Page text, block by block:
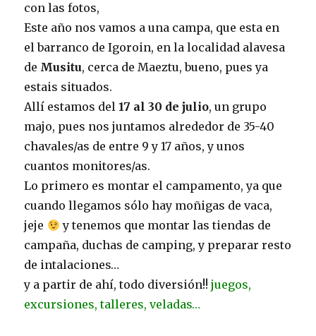
con las fotos,
Este año nos vamos a una campa, que esta en
el barranco de Igoroin, en la localidad alavesa
de Musitu, cerca de Maeztu, bueno, pues ya
estais situados.
Allí estamos del17 al 30 de julio, un grupo
majo, pues nos juntamos alrededor de 35-40
chavales/as de entre 9 y 17 años, y unos
cuantos monitores/as.
Lo primero es montar el campamento, ya que
cuando llegamos sólo hay moñigas de vaca,
jeje
y tenemos que montar las tiendas de
campaña, duchas de camping, y preparar resto
de intalaciones…
y a partir de ahí, todo diversión!!juegos,
excursiones, talleres, veladas…